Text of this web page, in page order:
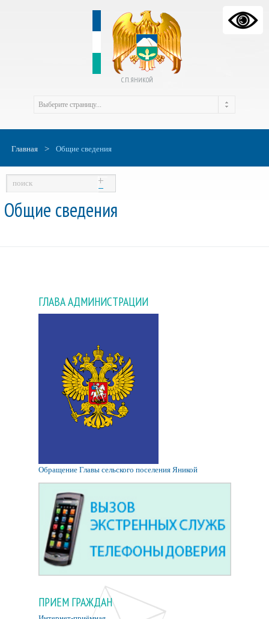
С.П. ЯНИКОЙ
Главная > Общие сведения
Общие сведения
ГЛАВА АДМИНИСТРАЦИИ
Обращение Главы сельского поселения Яникой
ПРИЕМ ГРАЖДАН